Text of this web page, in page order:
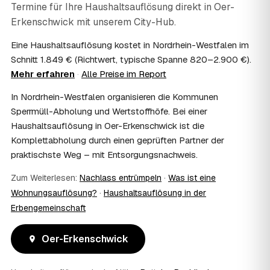
alles vertraulich.
07 Ist die Haushaltsauflösung im Nachlass
Häufig ja: Im Nachlass können die Kosten einer
Haushaltsauflösung als Nachlassverbindlichkeit die
Erbschaftsteuer mindern, bei vermieteten Objekten teils
Rechnung als Beleg. Verbindlich klärt das Ihr
Steuerberater – wir liefern die nötigen Unterlagen.
08 Muss ich als Erbe in Oer-Erkenschwick vor Ort
anwesend sein?
Nein, Sie müssen nicht durchgängig anwesend sein. Viele
und lassen sich per Fotos auf dem Laufenden halten.
Eine kurze Übergabe zu Beginn und zur besenreinen
Abnahme genügt meist.
Ja. Sie erhalten auf Wunsch einen Entsorgungs- bzw.
Verwertungsnachweis über die fachgerechte Entsorgung.
Termine für Ihre Haushaltsauflösung direkt in Oer-
Erkenschwick mit unserem City-Hub.
Eine Haushaltsauflösung kostet in Nordrhein-Westfalen im
Schnitt 1.849 € (Richtwert, typische Spanne 820–2.900 €).
Mehr erfahren · Alle Preise im Report
In Nordrhein-Westfalen organisieren die Kommunen
Sperrmüll-Abholung und Wertstoffhöfe. Bei einer
Haushaltsauflösung in Oer-Erkenschwick ist die
Komplettabholung durch einen geprüften Partner der
praktischste Weg – mit Entsorgungsnachweis.
Zum Weiterlesen: Nachlass entrümpeln · Was ist eine
Wohnungsauflösung? · Haushaltsauflösung in der
Erbengemeinschaft
Oer-Erkenschwick